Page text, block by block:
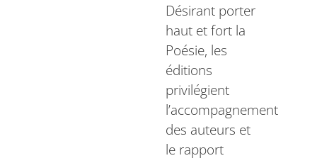
Désirant porter
haut et fort la
Poésie, les
éditions
privilégient
l’accompagnement
des auteurs et
le rapport